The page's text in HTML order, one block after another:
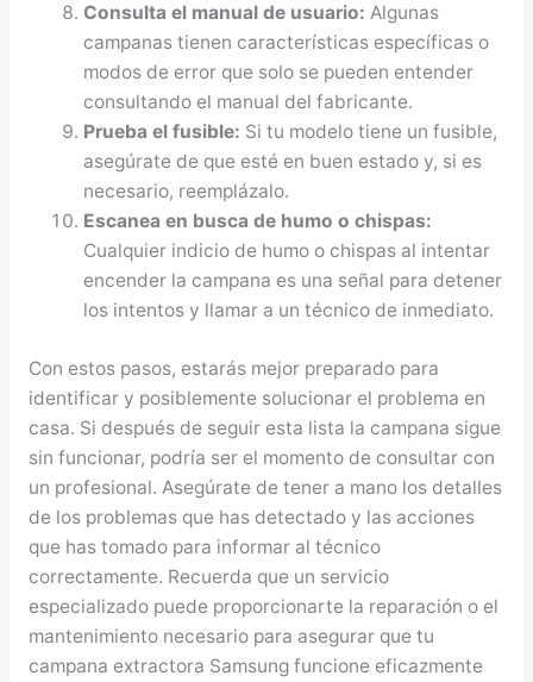
Consulta el manual de usuario: Algunas
campanas tienen características específicas o
modos de error que solo se pueden entender
consultando el manual del fabricante.
Prueba el fusible: Si tu modelo tiene un fusible,
asegúrate de que esté en buen estado y, si es
necesario, reemplázalo.
Escanea en busca de humo o chispas:
Cualquier indicio de humo o chispas al intentar
encender la campana es una señal para detener
los intentos y llamar a un técnico de inmediato.
Con estos pasos, estarás mejor preparado para
identificar y posiblemente solucionar el problema en
casa. Si después de seguir esta lista la campana sigue
sin funcionar, podría ser el momento de consultar con
un profesional. Asegúrate de tener a mano los detalles
de los problemas que has detectado y las acciones
que has tomado para informar al técnico
correctamente. Recuerda que un servicio
especializado puede proporcionarte la reparación o el
mantenimiento necesario para asegurar que tu
campana extractora Samsung funcione eficazmente